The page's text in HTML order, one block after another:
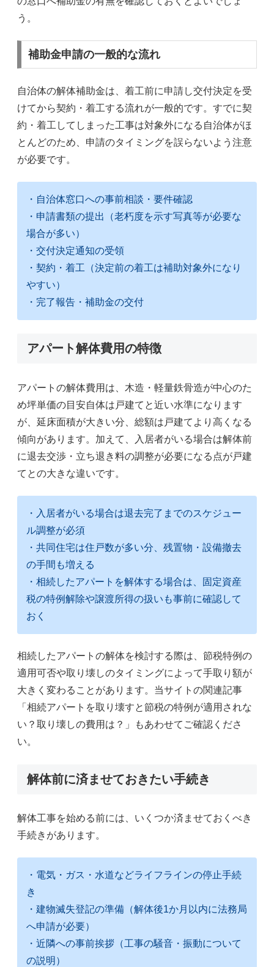
う。
補助金申請の一般的な流れ
自治体の解体補助金は、着工前に申請し交付決定を受
けてから契約・着工する流れが一般的です。すでに契
約・着工してしまった工事は対象外になる自治体がほ
とんどのため、申請のタイミングを誤らないよう注意
が必要です。
・自治体窓口への事前相談・要件確認
・申請書類の提出（老朽度を示す写真等が必要な
場合が多い）
・交付決定通知の受領
・契約・着工（決定前の着工は補助対象外になり
やすい）
・完了報告・補助金の交付
アパート解体費用の特徴
アパートの解体費用は、木造・軽量鉄骨造が中心のた
め坪単価の目安自体は戸建てと近い水準になります
が、延床面積が大きい分、総額は戸建てより高くなる
傾向があります。加えて、入居者がいる場合は解体前
に退去交渉・立ち退き料の調整が必要になる点が戸建
てとの大きな違いです。
・入居者がいる場合は退去完了までのスケジュー
ル調整が必須
・共同住宅は住戸数が多い分、残置物・設備撤去
の手間も増える
・相続したアパートを解体する場合は、固定資産
税の特例解除や譲渡所得の扱いも事前に確認して
おく
相続したアパートの解体を検討する際は、節税特例の
適用可否や取り壊しのタイミングによって手取り額が
大きく変わることがあります。当サイトの関連記事
「相続アパートを取り壊すと節税の特例が適用されな
い？取り壊しの費用は？」もあわせてご確認くださ
い。
解体前に済ませておきたい手続き
解体工事を始める前には、いくつか済ませておくべき
手続きがあります。
・電気・ガス・水道などライフラインの停止手続
き
・建物滅失登記の準備（解体後1か月以内に法務局
へ申請が必要）
・近隣への事前挨拶（工事の騒音・振動について
の説明）